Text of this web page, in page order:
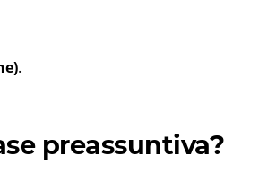
.
preassuntiva?